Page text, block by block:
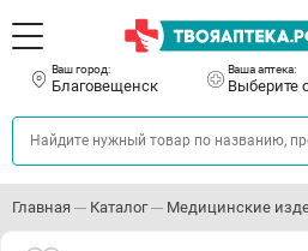
Ваш город:
Благовещенск
Ваша аптека:
Выберите
Главная Каталог Медицинские